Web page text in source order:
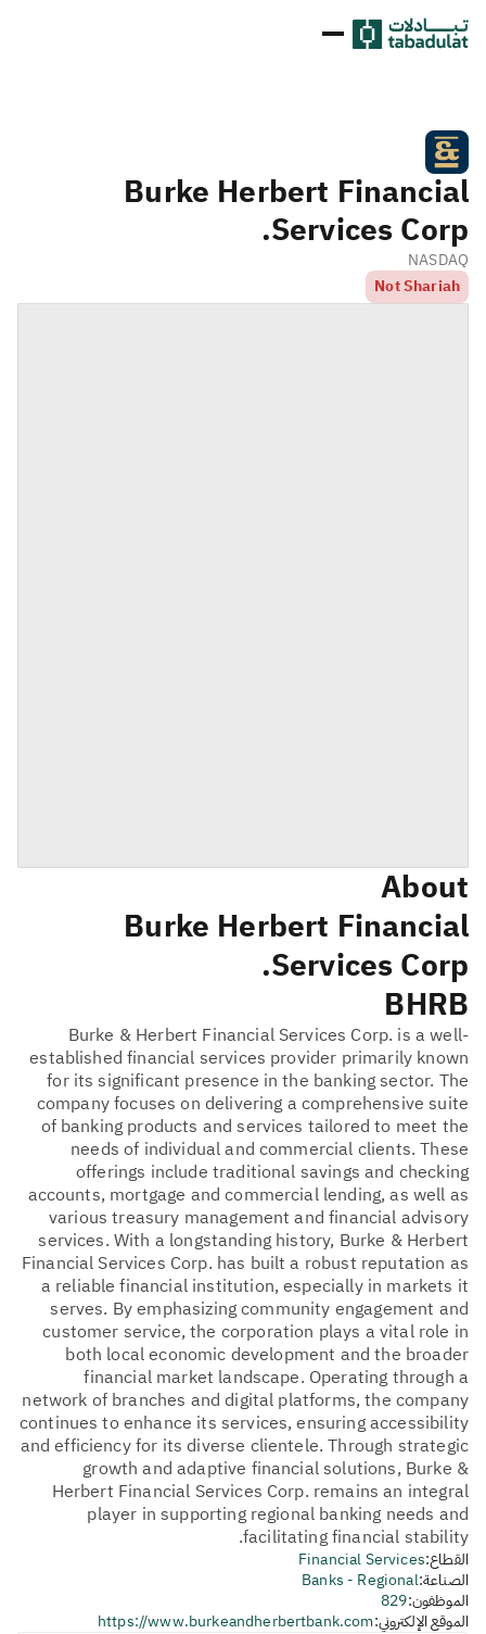
Burke Herbert Financial
Services Corp.
NASDAQ
Not Shariah
About
Burke Herbert Financial
Services Corp.
BHRB
Burke & Herbert Financial Services Corp. is a well-
established financial services provider primarily known
for its significant presence in the banking sector. The
company focuses on delivering a comprehensive suite
of banking products and services tailored to meet the
needs of individual and commercial clients. These
offerings include traditional savings and checking
accounts, mortgage and commercial lending, as well as
various treasury management and financial advisory
services. With a longstanding history, Burke & Herbert
Financial Services Corp. has built a robust reputation as
a reliable financial institution, especially in markets it
serves. By emphasizing community engagement and
customer service, the corporation plays a vital role in
both local economic development and the broader
financial market landscape. Operating through a
network of branches and digital platforms, the company
continues to enhance its services, ensuring accessibility
and efficiency for its diverse clientele. Through strategic
growth and adaptive financial solutions, Burke &
Herbert Financial Services Corp. remains an integral
player in supporting regional banking needs and
facilitating financial stability.
القطاع:Financial Services
الصناعة:Banks - Regional
الموظفون:829
الموقع الإلكتروني:https://www.burkeandherbertbank.com